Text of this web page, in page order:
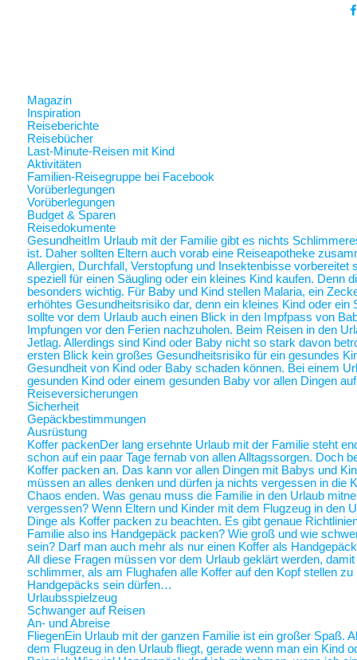
Magazin
Inspiration
Reiseberichte
Reisebücher
Last-Minute-Reisen mit Kind
Aktivitäten
Familien-Reisegruppe bei Facebook
Vorüberlegungen
Vorüberlegungen
Budget & Sparen
Reisedokumente
Gesundheit Im Urlaub mit der Familie gibt es nichts
ist. Daher sollten Eltern auch vorab eine Reiseapotheke
Allergien, Durchfall, Verstopfung und Insektenbisse
speziell für einen Säugling oder ein kleines Kind kaufen. Denn
besonders wichtig. Für Baby und Kind stellen Malaria, ein
erhöhtes Gesundheitsrisiko dar, denn ein kleines Kind oder
sollte vor dem Urlaub auch einen Blick in den Impfpass von
Impfungen vor den Ferien nachzuholen. Beim Reisen in den
Jetlag. Allerdings sind Kind oder Baby nicht so stark davon
ersten Blick kein großes Gesundheitsrisiko für ein gesundes
Gesundheit von Kind oder Baby schaden können. Bei einem
gesunden Kind oder einem gesunden Baby vor allen Dingen
Reiseversicherungen
Sicherheit
Gepäckbestimmungen
Ausrüstung
Koffer packenDer lang ersehnte Urlaub mit der Familie steht
schon auf ein paar Tage fernab von allen Alltagssorgen. Doch
Koffer packen an. Das kann vor allen Dingen mit Babys und
müssen an alles denken und dürfen ja nichts vergessen in die
Chaos enden. Was genau muss die Familie in den Urlaub
vergessen? Wenn Eltern und Kinder mit dem Flugzeug in den
Dinge als Koffer packen zu beachten. Es gibt genaue
Familie also ins Handgepäck packen? Wie groß und wie
sein? Darf man auch mehr als nur einen Koffer als
All diese Fragen müssen vor dem Urlaub geklärt werden,
schlimmer, als am Flughafen alle Koffer auf den Kopf stellen
Handgepäcks sein dürfen…
Urlaubsspielzeug
Schwanger auf Reisen
An- und Abreise
FliegenEin Urlaub mit der ganzen Familie ist ein großer Spaß.
dem Flugzeug in den Urlaub fliegt, gerade wenn man ein Kind